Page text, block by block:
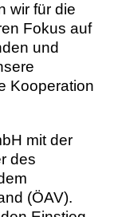
wir für die
Fokus auf
und
Kooperation
mit der
des
(ÖAV).